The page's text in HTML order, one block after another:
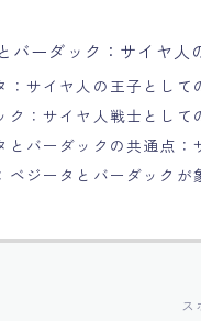
バーダック：サイヤ人
：サイヤ人の王子として
ク：サイヤ人戦士とし
とバーダックの共通点
ベジータとバーダック
ス